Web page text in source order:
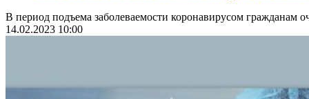
В период подъема заболеваемости коронавирусом гражданам
14.02.2023 10:00